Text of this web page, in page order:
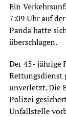
Ein
7:09 Uhr auf
Panda hatte
überschlagen.
Der 45- jährige
Rettungsdienst
unverletzt. Die
Polizei
Unfallstelle